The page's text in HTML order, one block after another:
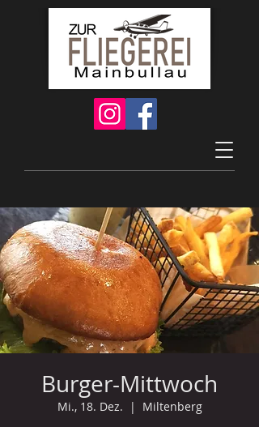
Burger-Mittwoch
Mi., 18. Dez.
  |
Miltenberg